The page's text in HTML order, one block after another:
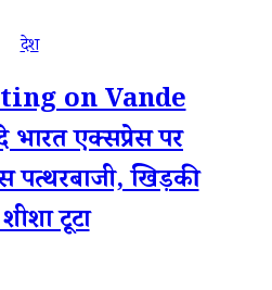
देश
on Vande
एक्सप्रेस पर
पत्थरबाजी, खिड़की
टूटा